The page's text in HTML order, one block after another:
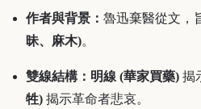
作者與背景： 魯迅棄醫從文，
昧、麻木)。
雙線結構： 明線 (華家買藥) 揭
牲) 揭示革命者悲哀。